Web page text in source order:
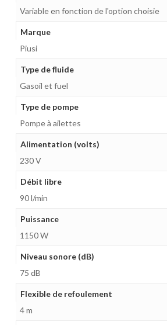
Variable en fonction de l'option choisie
Marque
Piusi
Type de fluide
Gasoil et fuel
Type de pompe
Pompe à ailettes
Alimentation (volts)
230 V
Débit libre
90 l/min
Puissance
1150 W
Niveau sonore (dB)
75 dB
Flexible de refoulement
4 m